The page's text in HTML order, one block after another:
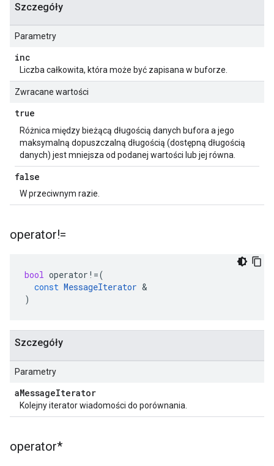
Szczegóły
Parametry
inc
Liczba całkowita, która może być zapisana w buforze.
Zwracane wartości
true
Różnica między bieżącą długością danych bufora a jego
maksymalną dopuszczalną długością (dostępną długością
danych) jest mniejsza od podanej wartości lub jej równa.
false
W przeciwnym razie.
operator!=
bool operator !=(
const MessageIterator &
)
Szczegóły
Parametry
aMessageIterator
Kolejny iterator wiadomości do porównania.
operator*